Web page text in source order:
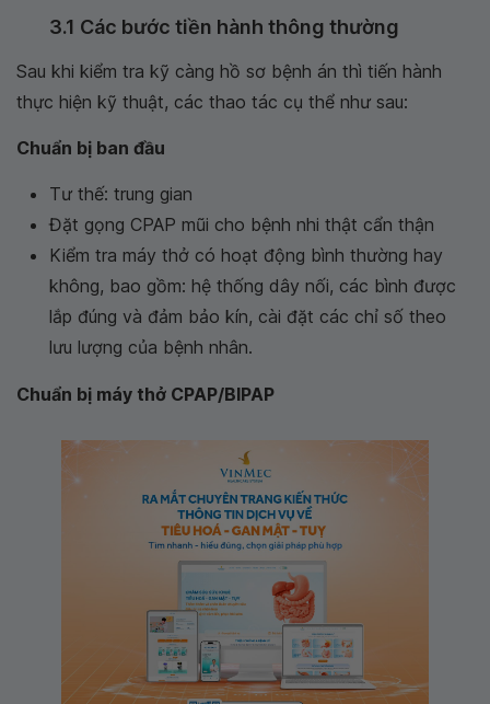
3.1 Các bước tiền hành thông thường
Sau khi kiểm tra kỹ càng hồ sơ bệnh án thì tiến hành
thực hiện kỹ thuật, các thao tác cụ thể như sau:
Chuẩn bị ban đầu
Tư thế: trung gian
Đặt gọng CPAP mũi cho bệnh nhi thật cẩn thận
Kiểm tra máy thở có hoạt động bình thường hay
không, bao gồm: hệ thống dây nối, các bình được
lắp đúng và đảm bảo kín, cài đặt các chỉ số theo
lưu lượng của bệnh nhân.
Chuẩn bị máy thở CPAP/BIPAP